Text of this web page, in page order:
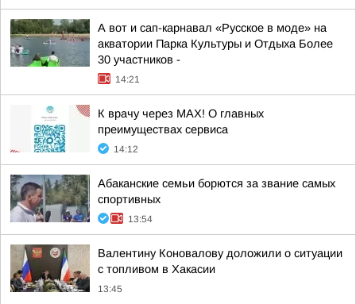
А вот и сап-карнавал «Русское в моде» на
акватории Парка Культуры и Отдыха Более
30 участников -
14:21
К врачу через МАХ! О главных
преимуществах сервиса
14:12
Абаканские семьи борются за звание самых
спортивных
13:54
Валентину Коновалову доложили о ситуации
с топливом в Хакасии
13:45